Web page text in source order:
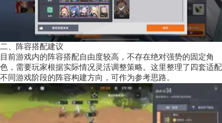
二、阵容搭配建议
目前游戏内的阵容搭配自由度较高，不存在绝对强势的固定角
色，需要玩家根据实际情况灵活调整策略。这里整理了四套适配
不同游戏阶段的阵容构建方向，可作为参考思路。